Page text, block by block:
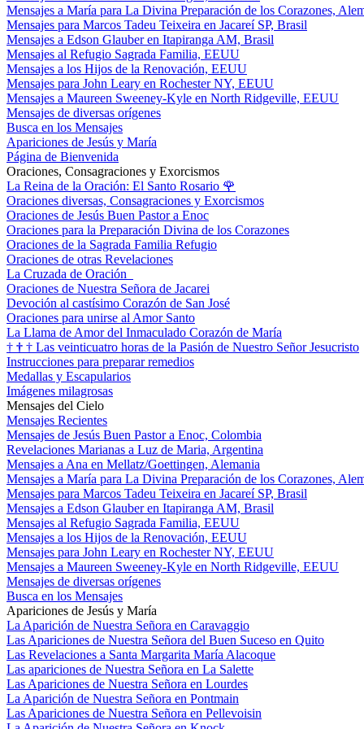
Mensajes a María para La Divina Preparación de los Corazones,
Mensajes para Marcos Tadeu Teixeira en Jacareí SP, Brasil
Mensajes a Edson Glauber en Itapiranga AM, Brasil
Mensajes al Refugio Sagrada Familia, EEUU
Mensajes a los Hijos de la Renovación, EEUU
Mensajes para John Leary en Rochester NY, EEUU
Mensajes a Maureen Sweeney-Kyle en North Ridgeville, EEUU
Mensajes de diversas orígenes
Busca en los Mensajes
Apariciones de Jesús y María
Página de Bienvenida
Oraciones, Consagraciones y Exorcismos
La Reina de la Oración: El Santo Rosario 🌹
Oraciones diversas, Consagraciones y Exorcismos
Oraciones de Jesús Buen Pastor a Enoc
Oraciones para la Preparación Divina de los Corazones
Oraciones de la Sagrada Familia Refugio
Oraciones de otras Revelaciones
La Cruzada de Oración
Oraciones de Nuestra Señora de Jacarei
Devoción al castísimo Corazón de San José
Oraciones para unirse al Amor Santo
La Llama de Amor del Inmaculado Corazón de María
† † † Las veinticuatro horas de la Pasión de Nuestro Señor Jesucristo
Instrucciones para preparar remedios
Medallas y Escapularios
Imágenes milagrosas
Mensajes del Cielo
Mensajes Recientes
Mensajes de Jesús Buen Pastor a Enoc, Colombia
Revelaciones Marianas a Luz de Maria, Argentina
Mensajes a Ana en Mellatz/Goettingen, Alemania
Mensajes a María para La Divina Preparación de los Corazones,
Mensajes para Marcos Tadeu Teixeira en Jacareí SP, Brasil
Mensajes a Edson Glauber en Itapiranga AM, Brasil
Mensajes al Refugio Sagrada Familia, EEUU
Mensajes a los Hijos de la Renovación, EEUU
Mensajes para John Leary en Rochester NY, EEUU
Mensajes a Maureen Sweeney-Kyle en North Ridgeville, EEUU
Mensajes de diversas orígenes
Busca en los Mensajes
Apariciones de Jesús y María
La Aparición de Nuestra Señora en Caravaggio
Las Apariciones de Nuestra Señora del Buen Suceso en Quito
Las Revelaciones a Santa Margarita María Alacoque
Las apariciones de Nuestra Señora en La Salette
Las Apariciones de Nuestra Señora en Lourdes
La Aparición de Nuestra Señora en Pontmain
Las Apariciones de Nuestra Señora en Pellevoisin